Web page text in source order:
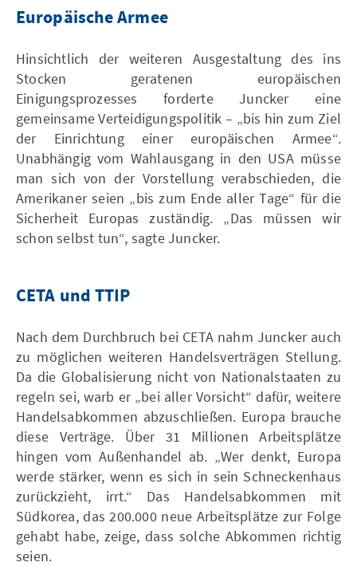
Europäische Armee
Hinsichtlich der weiteren Ausgestaltung des ins
Stocken geratenen europäischen
Einigungsprozesses forderte Juncker eine
gemeinsame Verteidigungspolitik – „bis hin zum Ziel
der Einrichtung einer europäischen Armee“.
Unabhängig vom Wahlausgang in den USA müsse
man sich von der Vorstellung verabschieden, die
Amerikaner seien „bis zum Ende aller Tage“ für die
Sicherheit Europas zuständig. „Das müssen wir
schon selbst tun“, sagte Juncker.
CETA und TTIP
Nach dem Durchbruch bei CETA nahm Juncker auch
zu möglichen weiteren Handelsverträgen Stellung.
Da die Globalisierung nicht von Nationalstaaten zu
regeln sei, warb er „bei aller Vorsicht“ dafür, weitere
Handelsabkommen abzuschließen. Europa brauche
diese Verträge. Über 31 Millionen Arbeitsplätze
hingen vom Außenhandel ab. „Wer denkt, Europa
werde stärker, wenn es sich in sein Schneckenhaus
zurückzieht, irrt.“ Das Handelsabkommen mit
Südkorea, das 200.000 neue Arbeitsplätze zur Folge
gehabt habe, zeige, dass solche Abkommen richtig
seien.